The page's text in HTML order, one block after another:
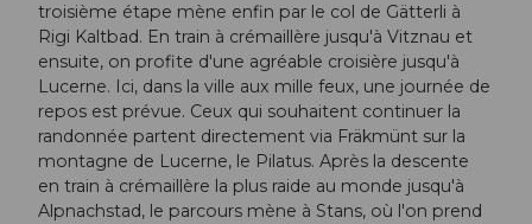
troisième étape mène enfin par le col de Gätterli à
Rigi Kaltbad. En train à crémaillère jusqu'à Vitznau et
ensuite, on profite d'une agréable croisière jusqu'à
Lucerne. Ici, dans la ville aux mille feux, une journée de
repos est prévue. Ceux qui souhaitent continuer la
randonnée partent directement via Fräkmünt sur la
montagne de Lucerne, le Pilatus. Après la descente
en train à crémaillère la plus raide au monde jusqu'à
Alpnachstad, le parcours mène à Stans, où l'on prend